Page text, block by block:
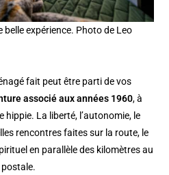
expérience. Photo de Leo
fait peut être parti de vos
associé aux années 1960, à
hippie. La liberté, l’autonomie, le
rencontres faites sur la route, le
en parallèle des kilomètres au